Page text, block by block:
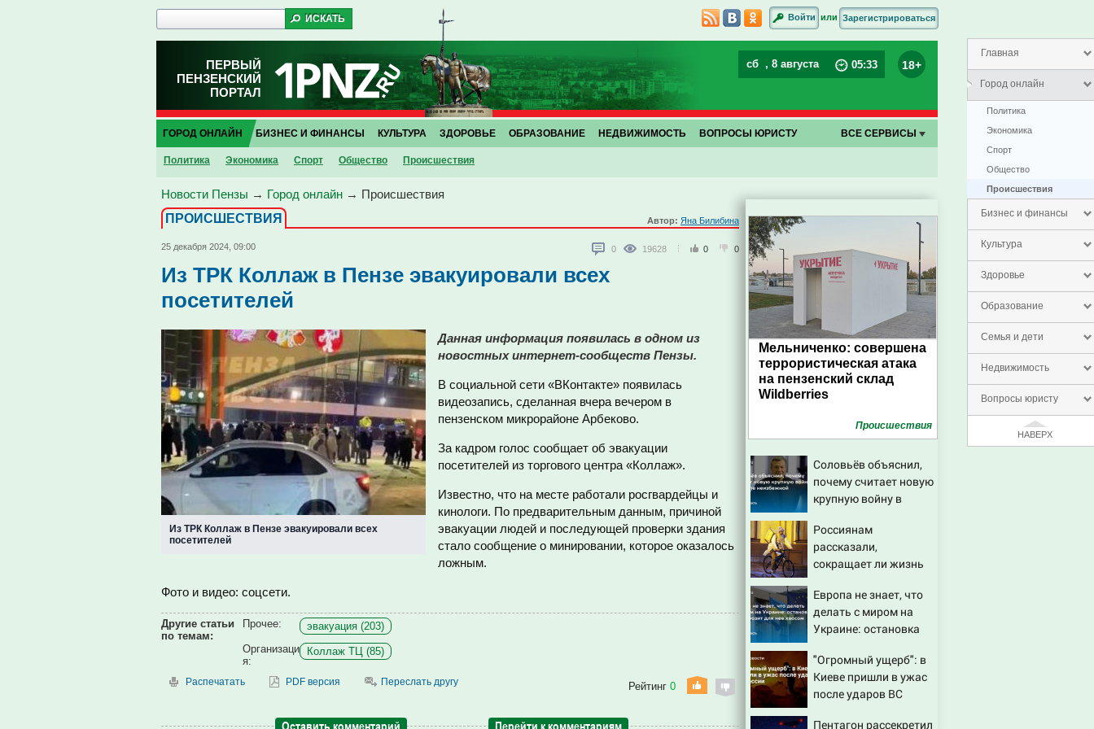
Главная
Город онлайн
Политика
Экономика
Спорт
Общество
Проиcшествия
Бизнес и финансы
Культура
Здоровье
Образование
Семья и дети
Недвижимость
Вопросы юристу
НАВЕРХ
Войти или Зарегистрироваться
ПЕРВЫЙ
ПЕНЗЕНСКИЙ
ПОРТАЛ
сб , 8 августа 05:33 18+
ГОРОД ОНЛАЙН
Политика Экономика Спорт Общество Проиcшествия
БИЗНЕС И ФИНАНСЫ КУЛЬТУРА ЗДОРОВЬЕ ОБРАЗОВАНИЕ НЕДВИЖИМОСТЬ ВОПРОСЫ ЮРИСТУ ВСЕ СЕРВИСЫ
Новости Пензы → Город онлайн → Проиcшествия
ПРОИCШЕСТВИЯ
Автор: Яна Билибина
25 декабря 2024, 09:00 0 19628 0 0
Из ТРК Коллаж в Пензе эвакуировали всех
посетителей
Из ТРК Коллаж в Пензе эвакуировали всех
посетителей
Данная информация появилась в одном из
новостных интернет-сообществ Пензы.
В социальной сети «ВКонтакте» появилась
видеозапись, сделанная вчера вечером в
пензенском микрорайоне Арбеково.
За кадром голос сообщает об эвакуации
посетителей из торгового центра «Коллаж».
Известно, что на месте работали росгвардейцы и
кинологи. По предварительным данным, причиной
эвакуации людей и последующей проверки здания
стало сообщение о минировании, которое оказалось
ложным.
Фото и видео: соцсети.
Другие статьи
по темам:
Прочее:
эвакуация (203)
Организаци
я:
Коллаж ТЦ (85)
Распечатать PDF версия Переслать другу Рейтинг 0
Оставить комментарий Перейти к комментариям
Мельниченко: совершена
террористическая атака
на пензенский склад
Wildberries
Проиcшествия
Соловьёв объяснил,
почему считает новую
крупную войну в
Россиянам
рассказали,
сокращает ли жизнь
Европа не знает, что
делать с миром на
Украине: остановка
хаосом
"Огромный ущерб": в
Киеве пришли в ужас
после ударов ВС
Пентагон рассекретил